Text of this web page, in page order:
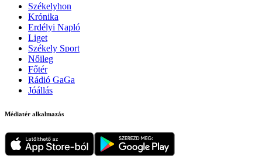
Székelyhon
Krónika
Erdélyi Napló
Liget
Székely Sport
Nőileg
Főtér
Rádió GaGa
Jóállás
Médiatér alkalmazás